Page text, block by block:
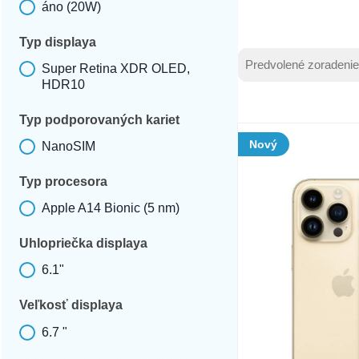
áno (20W)
Typ displaya
Typ displaya
Super Retina XDR OLED,
HDR10
Typ podporovaných kariet
NanoSIM
Typ procesora
Apple A14 Bionic (5 nm)
Uhlopriečka displaya
6.1"
Veľkosť displaya
6.7 "
Zoradenie
Sort content
Sort content
Nový